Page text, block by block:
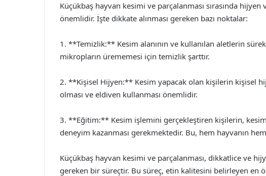
Küçükbaş hayvan kesimi ve parçalanması sırasında
önemlidir. İşte dikkate alınması gereken bazı noktalar:
1. **Temizlik:** Kesim alanının ve kullanılan aletlerin
mikropların ürememesi için temizlik şarttır.
2. **Kişisel Hijyen:** Kesim yapacak olan kişilerin kişisel
olması ve eldiven kullanması önemlidir.
3. **Eğitim:** Kesim işlemini gerçekleştiren kişilerin,
deneyim kazanması gerekmektedir. Bu, hem hayvanın
Küçükbaş hayvan kesimi ve parçalanması, dikkatlice ve
gereken bir süreçtir. Bu süreç, etin kalitesini belirleyen en